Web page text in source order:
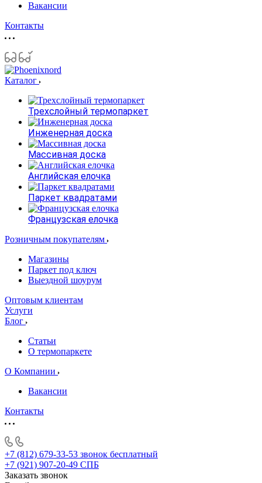
Вакансии
Контакты
Каталог
Трехслойный термопаркет
Инженерная доска
Массивная доска
Английская елочка
Паркет квадратами
Французская елочка
Розничным покупателям
Магазины
Паркет под ключ
Выездной шоурум
Оптовым клиентам
Услуги
Блог
Статьи
О термопаркете
О Компании
Вакансии
Контакты
+7 (812) 679-33-53 звонок бесплатный
+7 (921) 907-20-49 СПБ
Заказать звонок